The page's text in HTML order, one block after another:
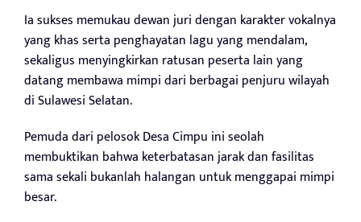
Ia sukses memukau dewan juri dengan karakter vokalnya
yang khas serta penghayatan lagu yang mendalam,
sekaligus menyingkirkan ratusan peserta lain yang
datang membawa mimpi dari berbagai penjuru wilayah
di Sulawesi Selatan.
Pemuda dari pelosok Desa Cimpu ini seolah
membuktikan bahwa keterbatasan jarak dan fasilitas
sama sekali bukanlah halangan untuk menggapai mimpi
besar.